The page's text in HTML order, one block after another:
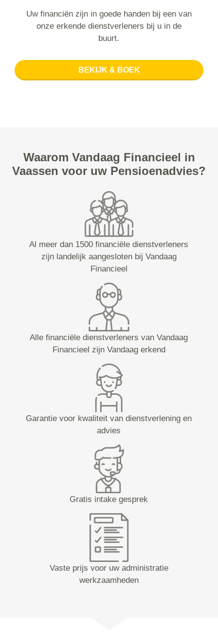
Uw financiën zijn in goede handen bij een van
onze erkende dienstverleners bij u in de
buurt.
BEKIJK & BOEK
Waarom Vandaag Financieel in
Vaassen voor uw Pensioenadvies?
Al meer dan 1500 financiële dienstverleners
zijn landelijk aangesloten bij Vandaag
Financieel
Alle financiële dienstverleners van Vandaag
Financieel zijn Vandaag erkend
Garantie voor kwaliteit van dienstverlening en
advies
Gratis intake gesprek
Vaste prijs voor uw administratie
werkzaamheden